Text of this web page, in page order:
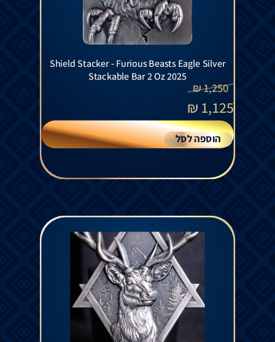
Shield Stacker - Furious Beasts Eagle Silver
Stackable Bar 2 Oz 2025
1,250
₪
1,125
₪
הוספה לסל